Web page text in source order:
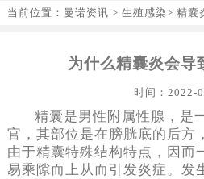
当前位置： 曼诺资讯 > 生殖感染> 精囊
为什么精囊炎会导
时间：2022-
精囊是男性附属性腺，是
官，其部位是在膀胱底的后方
由于精囊特殊结构特点，因而
易乘隙而上从而引发炎症。发